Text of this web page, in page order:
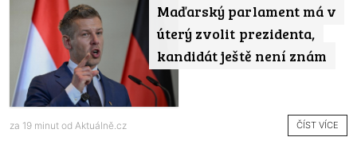
Maďarský parlament má v
úterý zvolit prezidenta,
kandidát ještě není znám
za 19 minut od Aktuálně.cz ČÍST VÍCE